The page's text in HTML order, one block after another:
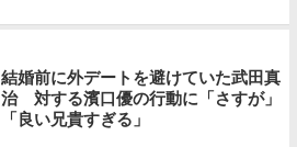
結婚前に外デートを避けていた武田真
治 対する濱口優の行動に「さすが」
「良い兄貴すぎる」